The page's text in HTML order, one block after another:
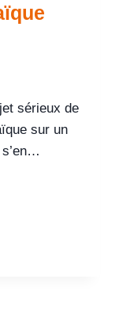
sérieux de
sur un